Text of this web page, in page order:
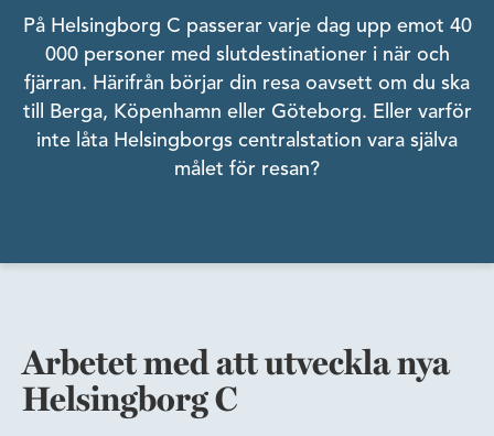
På Helsingborg C passerar varje dag upp emot 40
000 personer med slutdestinationer i när och
fjärran. Härifrån börjar din resa oavsett om du ska
till Berga, Köpenhamn eller Göteborg. Eller varför
inte låta Helsingborgs centralstation vara själva
målet för resan?
Arbetet med att utveckla nya
Helsingborg C